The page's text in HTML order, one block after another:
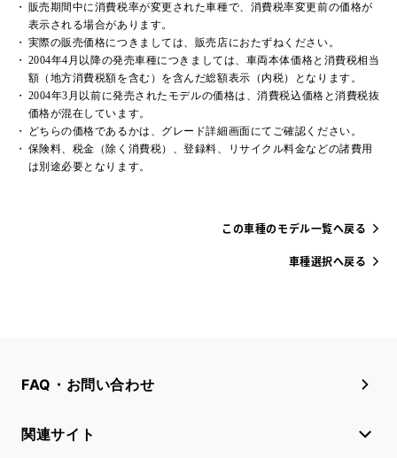
販売期間中に消費税率が変更された車種で、消費税率変更前の価格が
表示される場合があります。
実際の販売価格につきましては、販売店におたずねください。
2004年4月以降の発売車種につきましては、車両本体価格と消費税相当
額（地方消費税額を含む）を含んだ総額表示（内税）となります。
2004年3月以前に発売されたモデルの価格は、消費税込価格と消費税抜
価格が混在しています。
どちらの価格であるかは、グレード詳細画面にてご確認ください。
保険料、税金（除く消費税）、登録料、リサイクル料金などの諸費用
は別途必要となります。
この車種のモデル一覧へ戻る
車種選択へ戻る
FAQ・お問い合わせ
関連サイト